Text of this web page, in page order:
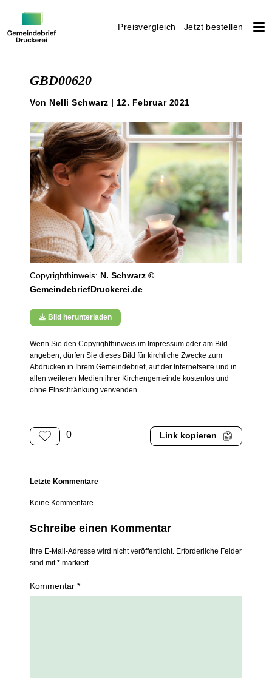
Preisvergleich Jetzt bestellen
GBD00620
Von Nelli Schwarz | 12. Februar 2021
Copyrighthinweis: N. Schwarz ©
GemeindebriefDruckerei.de
Bild herunterladen
Wenn Sie den Copyrighthinweis im Impressum oder am Bild
angeben, dürfen Sie dieses Bild für kirchliche Zwecke zum
Abdrucken in Ihrem Gemeindebrief, auf der Internetseite und in
allen weiteren Medien ihrer Kirchengemeinde kostenlos und
ohne Einschränkung verwenden.
0 Link kopieren
Letzte Kommentare
Keine Kommentare
Schreibe einen Kommentar
Ihre E-Mail-Adresse wird nicht veröffentlicht. Erforderliche Felder
sind mit * markiert.
Kommentar *